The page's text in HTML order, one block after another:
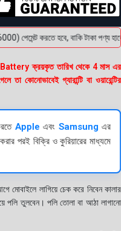
করতে হবে, বাকি টাকা পণ্য
ক্রয়কৃত তারিখ থেকে 4 মাস এর
কোনোভাবেই গ্যারান্টি বা ওয়ারেন্টির
Apple এবংSamsung এর
পরই বিক্রি ও কুরিয়ারের মাধ্যমে
লাগিয়ে চেক করে নিবেন কালার
পলি তুলবেন। পলি তোলা বা আঠা লাগানো